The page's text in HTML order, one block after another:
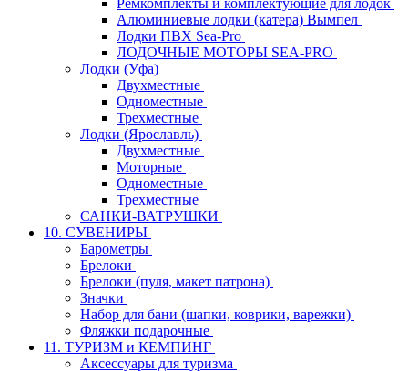
Алюминиевые лодки (катера) Вымпел
Лодки ПВХ Sea-Pro
ЛОДОЧНЫЕ МОТОРЫ SEA-PRO
Лодки (Уфа)
Двухместные
Одноместные
Трехместные
Лодки (Ярославль)
Двухместные
Моторные
Одноместные
Трехместные
САНКИ-ВАТРУШКИ
10. СУВЕНИРЫ
Барометры
Брелоки
Брелоки (пуля, макет патрона)
Значки
Набор для бани (шапки, коврики, варежки)
Фляжки подарочные
11. ТУРИЗМ и КЕМПИНГ
Аксессуары для туризма